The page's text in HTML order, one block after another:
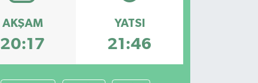
AKŞAM
20:17
YATSI
21:46